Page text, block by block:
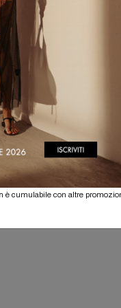
è cumulabile con altre